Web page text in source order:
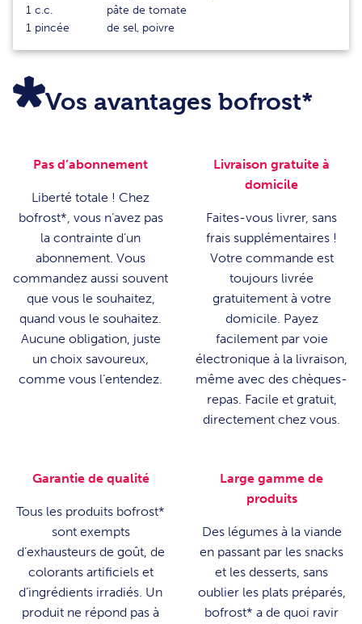
1 c.c.
pâte de tomate
1 pincée de sel, poivre
Vos avantages bofrost*
Pas d’abonnement
Liberté totale ! Chez
bofrost*, vous n’avez pas
la contrainte d’un
abonnement. Vous
commandez aussi souvent
que vous le souhaitez,
quand vous le souhaitez.
Aucune obligation, juste
un choix savoureux,
comme vous l’entendez.
Livraison gratuite à
domicile
Faites-vous livrer, sans
frais supplémentaires !
Votre commande est
toujours livrée
gratuitement à votre
domicile. Payez
facilement par voie
électronique à la livraison,
même avec des chèques-
repas. Facile et gratuit,
directement chez vous.
Garantie de qualité
Tous les produits bofrost*
sont exempts
d’exhausteurs de goût, de
colorants artificiels et
d’ingrédients irradiés. Un
produit ne répond pas à
Large gamme de
produits
Des légumes à la viande
en passant par les snacks
et les desserts, sans
oublier les plats préparés,
bofrost* a de quoi ravir